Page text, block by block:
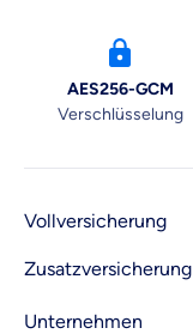
AES256-GCM
Verschlüsselung
Vollversicherung
Zusatzversicherung
Unternehmen